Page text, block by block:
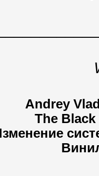
Andrey
The Black